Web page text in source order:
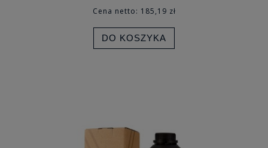
Cena netto: 185,19 zł
DO KOSZYKA